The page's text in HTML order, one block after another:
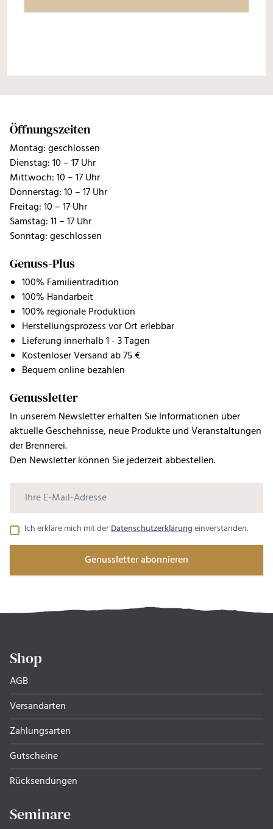
Öffnungszeiten
Montag: geschlossen
Dienstag: 10 – 17 Uhr
Mittwoch: 10 – 17 Uhr
Donnerstag: 10 – 17 Uhr
Freitag: 10 – 17 Uhr
Samstag: 11 – 17 Uhr
Sonntag: geschlossen
Genuss-Plus
100% Familientradition
100% Handarbeit
100% regionale Produktion
Herstellungsprozess vor Ort erlebbar
Lieferung innerhalb 1 - 3 Tagen
Kostenloser Versand ab 75 €
Bequem online bezahlen
Genussletter
In unserem Newsletter erhalten Sie Informationen über
aktuelle Geschehnisse, neue Produkte und Veranstaltungen
der Brennerei.
Den Newsletter können Sie jederzeit abbestellen.
Ich erkläre mich mit derDatenschutzerklärungeinverstanden.
Genussletter abonnieren
Shop
AGB
Versandarten
Zahlungsarten
Gutscheine
Rücksendungen
Seminare